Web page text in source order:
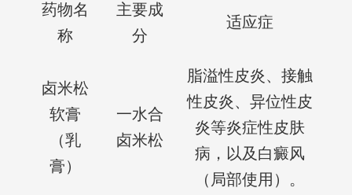
药物名
称
主要成
分
适应症
卤米松
软膏
（乳
膏）
一水合
卤米松
脂溢性皮炎、接触
性皮炎、异位性皮
炎等炎症性皮肤
病，以及白癜风
（局部使用）。